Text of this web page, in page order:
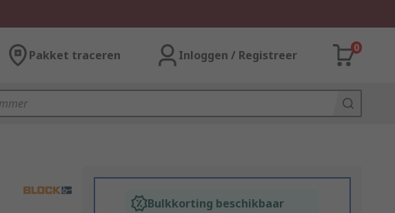
Pakket traceren Inloggen / Registreer
0
Bulkkorting beschikbaar